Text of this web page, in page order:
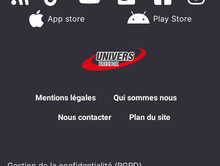
App store Play Store
Mentions légales Qui sommes nous
Nous contacter Plan du site